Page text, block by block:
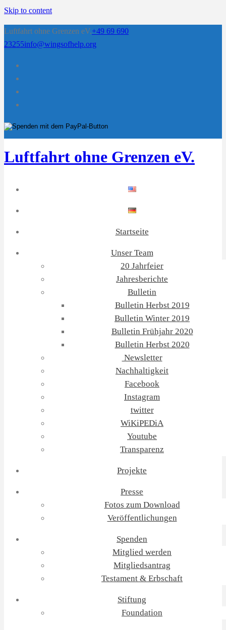
Skip to content
Luftfahrt ohne Grenzen eV.+49 69 690
23255info@wingsofhelp.org
Luftfahrt ohne Grenzen eV.
Startseite
Unser Team
20 Jahrfeier
Jahresberichte
Bulletin
Bulletin Herbst 2019
Bulletin Winter 2019
Bulletin Frühjahr 2020
Bulletin Herbst 2020
Newsletter
Nachhaltigkeit
Facebook
Instagram
twitter
WiKiPEDiA
Youtube
Transparenz
Projekte
Presse
Fotos zum Download
Veröffentlichungen
Spenden
Mitglied werden
Mitgliedsantrag
Testament & Erbschaft
Stiftung
Foundation